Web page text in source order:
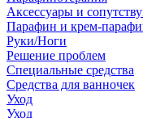
Аксессуары и
Парафин и крем-
Руки/Ноги
Решение проблем
Специальные средства
Средства для ванночек
Уход
Уход